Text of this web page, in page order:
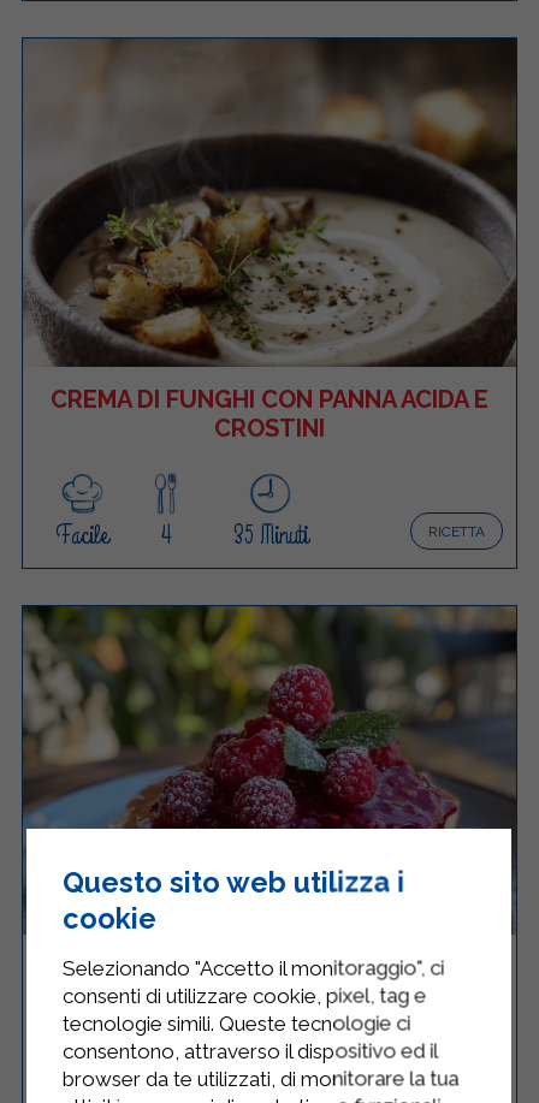
CREMA DI FUNGHI CON PANNA ACIDA E
CROSTINI
RICETTA
Facile 4 35 Minuti
PANCAKE ALLO YOGURT E SALSA DI
LAMPONI
RICETTA
Questo sito web utilizza i
cookie
Selezionando "Accetto il monitoraggio", ci
consenti di utilizzare cookie, pixel, tag e
tecnologie simili. Queste tecnologie ci
consentono, attraverso il dispositivo ed il
browser da te utilizzati, di monitorare la tua